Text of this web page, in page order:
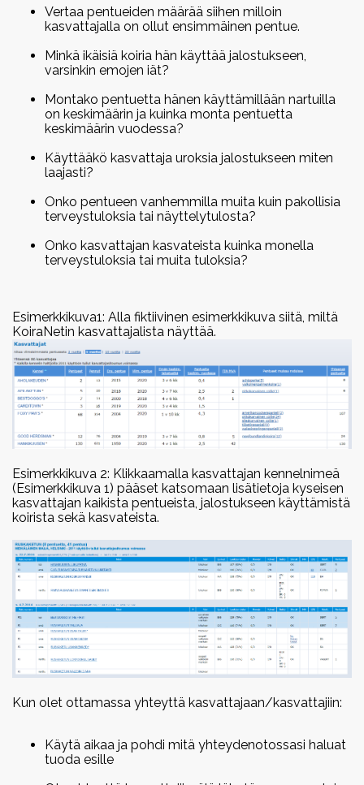
2018
Vuoden pembroket 2018
Vuoden cardiganit 2018
Vuoden harrastecorgit 2018
2017
Vuoden cardiganit 2017
Vuoden pembroket 2017
2016
Vuoden cardiganit 2016
Vuoden pembroket 2016
Vertaa pentueiden määrää siihen milloin
kasvattajalla on ollut ensimmäinen pentue.
Minkä ikäisiä koiria hän käyttää jalostukseen,
varsinkin emojen iät?
Montako pentuetta hänen käyttämillään nartuilla
on keskimäärin ja kuinka monta pentuetta
keskimäärin vuodessa?
Käyttääkö kasvattaja uroksia jalostukseen miten
laajasti?
Onko pentueen vanhemmilla muita kuin pakollisia
terveystuloksia tai näyttelytulosta?
Onko kasvattajan kasvateista kuinka monella
terveystuloksia tai muita tuloksia?
Esimerkkikuva1: Alla fiktiivinen esimerkkikuva siitä, miltä
KoiraNetin kasvattajalista näyttää.
Esimerkkikuva 2: Klikkaamalla kasvattajan kennelnimeä
(Esimerkkikuva 1) pääset katsomaan lisätietoja kyseisen
kasvattajan kaikista pentueista, jalostukseen käyttämistä
koirista sekä kasvateista.
Kun olet ottamassa yhteyttä kasvattajaan/kasvattajiin:
Käytä aikaa ja pohdi mitä yhteydenotossasi haluat
tuoda esille